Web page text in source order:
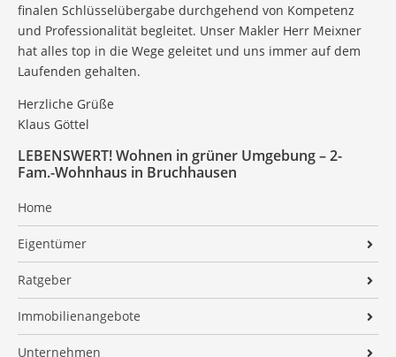
LEBENSWERT! Wohnen in grüner Umgebung – 2-
Fam.-Wohnhaus in Bruchhausen
Home
Eigentümer
Verkaufen
Vermieten
Ratgeber
Ratgeber Immobilienerbe
Ratgeber Immobilie in der Scheidung
Immobilienangebote
Alle Angebote
Unternehmen
finalen Schlüsselübergabe durchgehend von Kompetenz
und Professionalität begleitet. Unser Makler Herr Meixner
hat alles top in die Wege geleitet und uns immer auf dem
Laufenden gehalten.
Herzliche Grüße
Klaus Göttel